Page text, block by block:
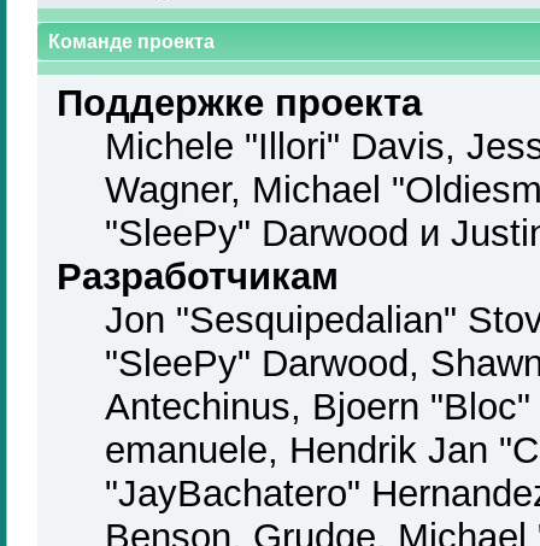
Команде проекта
Поддержке проекта
Michele "Illori" Davis,
Wagner, Michael
"SleePy" Darwood и
Разработчикам
Jon "Sesquipedalian"
"SleePy" Darwood,
Antechinus, Bjoern
emanuele, Hendrik Jan
"JayBachatero"
Benson, Grudge,